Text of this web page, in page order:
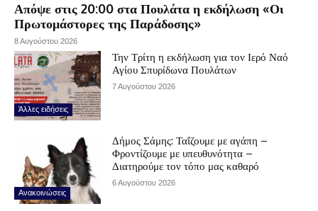
Απόψε στις 20:00 στα Πουλάτα η εκδήλωση «Οι
Πρωτομάστορες της Παράδοσης»
8 Αυγούστου 2026
Άλλες ειδήσεις
Την Τρίτη η εκδήλωση για τον Ιερό Ναό
Αγίου Σπυρίδωνα Πουλάτων
7 Αυγούστου 2026
Ανακοινώσεις
Δήμος Σάμης: Ταΐζουμε με αγάπη –
Φροντίζουμε με υπευθυνότητα –
Διατηρούμε τον τόπο μας καθαρό
6 Αυγούστου 2026